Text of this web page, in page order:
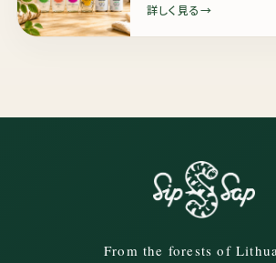
詳しく見る
From the forests of